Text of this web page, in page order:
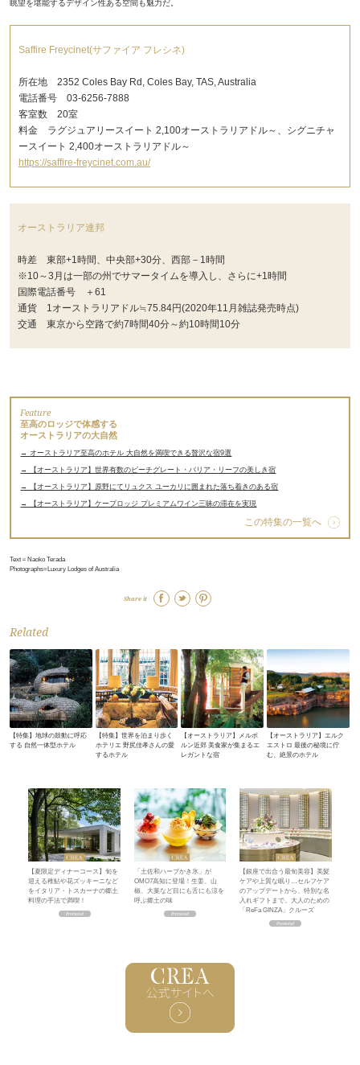
眺望を堪能するデザイン性ある空間も魅力だ。
Saffire Freycinet(サファイア フレシネ)
所在地 2352 Coles Bay Rd, Coles Bay, TAS, Australia
電話番号 03-6256-7888
客室数 20室
料金 ラグジュアリースイート 2,100オーストラリアドル～、シグニチャ
ースイート 2,400オーストラリアドル～
https://saffire-freycinet.com.au/
オーストラリア連邦
時差 東部+1時間、中央部+30分、西部－1時間
※10～3月は一部の州でサマータイムを導入し、さらに+1時間
国際電話番号 ＋61
通貨 1オーストラリアドル≒75.84円(2020年11月雑誌発売時点)
交通 東京から空路で約7時間40分～約10時間10分
Feature
至高のロッジで体感する
オーストラリアの大自然
→ オーストラリア至高のホテル 大自然を満喫できる贅沢な宿9選
→ 【オーストラリア】世界有数のビーチグレート・バリア・リーフの美しき宿
→ 【オーストラリア】原野にてリュクス ユーカリに囲まれた落ち着きのある宿
→ 【オーストラリア】ケープロッジ プレミアムワイン三昧の滞在を実現
この特集の一覧へ
Text＝Naoko Terada
Photographs=Luxury Lodges of Australia
Share it
Related
【特集】地球の鼓動に呼応
する 自然一体型ホテル
【特集】世界を泊まり歩く
ホテリエ 野尻佳孝さんの愛
するホテル
【オーストラリア】メルボ
ルン近郊 美食家が集まるエ
レガントな宿
【オーストラリア】エルク
エストロ 最後の秘境に佇
む、絶景のホテル
【夏限定ディナーコース】旬を
迎える稚鮎や花ズッキーニなど
をイタリア・トスカーナの郷土
料理の手法で満喫！
「土佐和ハーブかき氷」が
OMO7高知に登場！生姜、山
椒、大葉など目にも舌にも涼を
呼ぶ郷土の味
【銀座で出合う最旬美容】美髪
ケアや上質な眠り…セルフケア
のアップデートから、特別な名
入れギフトまで。大人のための
「ReFa GINZA」クルーズ